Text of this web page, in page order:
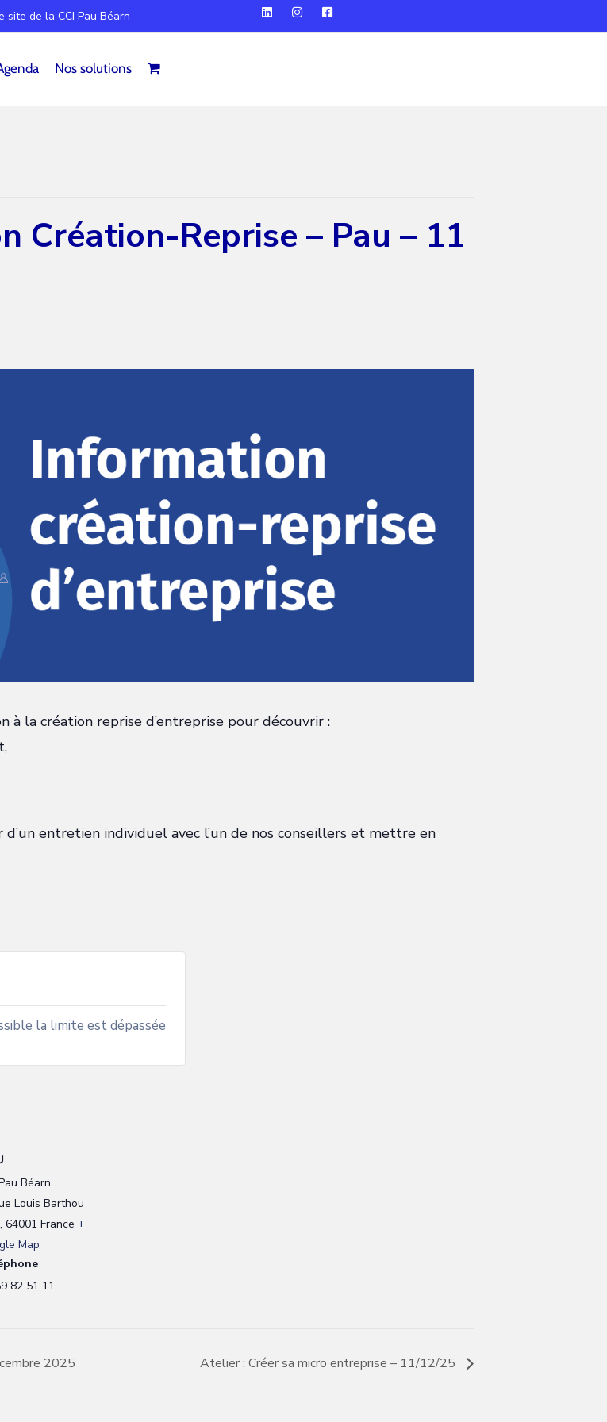
site de la CCI Pau Béarn
Nos solutions
Création-Reprise – Pau – 11
à la création reprise d’entreprise pour découvrir :
entretien individuel avec l’un de nos conseillers et mettre en
Béarn
Louis Barthou
, 64001 France +
Map
82 51 11
la limite est dépassée
2025 Atelier : Créer sa micro entreprise – 11/12/25